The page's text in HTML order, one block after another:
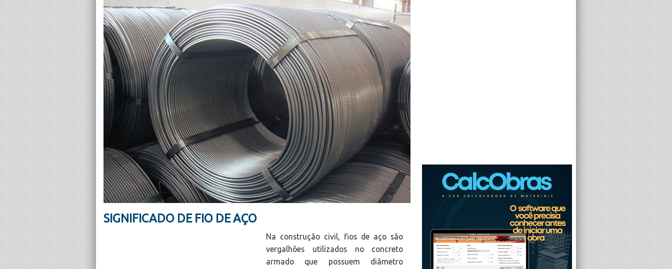
SIGNIFICADO DE FIO DE AÇO
Na construção civil, fios de aço são
vergalhões utilizados no concreto
armado que possuem diâmetro